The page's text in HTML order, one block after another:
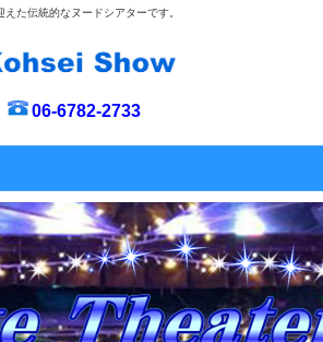
た伝統的なヌードシアターです。
06-6782-2733